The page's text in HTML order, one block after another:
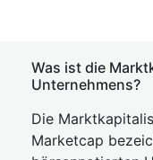
Was ist die
Unternehmens?
Die
Marketcap